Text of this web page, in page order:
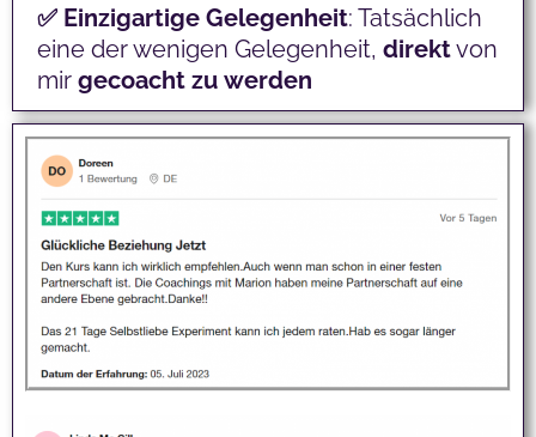
✅ Einzigartige Gelegenheit: Tatsächlich
eine der wenigen Gelegenheit, direktvon
mir gecoacht zu werden